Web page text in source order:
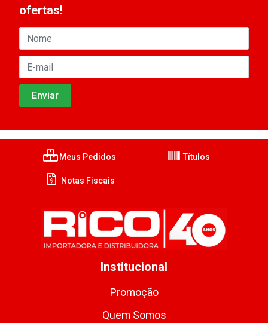
ofertas!
Meus Pedidos Títulos
Notas Fiscais
Institucional
Promoção
Quem Somos